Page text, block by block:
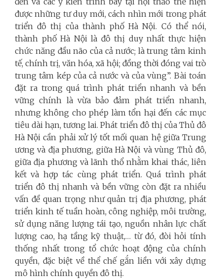
được những tư duy mới, cách nhìn mới trong phát
triển đô thị của thành phố Hà Nội. Có thể nói,
thành phố Hà Nội là đô thị duy nhất thực hiện
chức năng đầu não của cả nước; là trung tâm kinh
tế, chính trị, văn hóa, xã hội; đồng thời đóng vai trò
trung tâm kép của cả nước và của vùng”. Bài toán
đặt ra trong quá trình phát triển nhanh và bền
vững chính là vừa bảo đảm phát triển nhanh,
nhưng không cho phép làm tổn hại đến các mục
tiêu dài hạn, tương lai. Phát triển đô thị của Thủ đô
Hà Nội cần phải xử lý tốt mối quan hệ giữa Trung
ương và địa phương, giữa Hà Nội và vùng Thủ đô,
giữa địa phương và lãnh thổ nhằm khai thác, liên
kết và hợp tác cùng phát triển. Quá trình phát
triển đô thị nhanh và bền vững còn đặt ra nhiều
vấn đề quan trọng như quản trị địa phương, phát
triển kinh tế tuần hoàn, công nghiệp, môi trường,
sử dụng năng lượng tái tạo, nguồn nhân lực chất
lượng cao, hạ tầng kỹ thuật,… từ đó, đòi hỏi tính
thống nhất trong tổ chức hoạt động của chính
quyền, đặc biệt về thể chế gắn liền với xây dựng
mô hình chính quyền đô thị.